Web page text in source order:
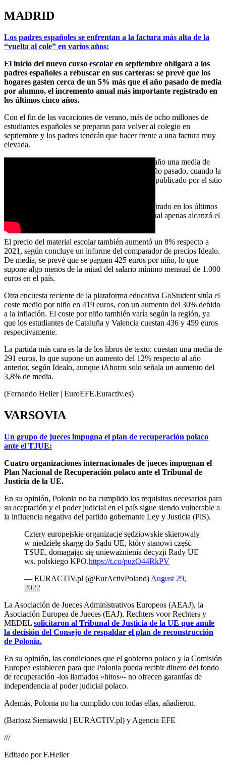
MADRID
Los padres españoles se enfrentan a la factura más alta de la
“vuelta al cole” en varios años:
El inicio del nuevo curso escolar en septiembre obligará a los
padres españoles a rebuscar en sus carteras: se prevé que los
hogares gasten cerca de un 5% más que el año pasado de media
por alumno, el incremento anual más importante registrado en
los últimos cinco años.
Con el fin de las vacaciones de verano, más de ocho millones de
estudiantes españoles se preparan para volver al colegio en
septiembre y los padres tendrán que hacer frente a una factura muy
elevada.
Debido a la inflación, los hogares pagarán este año una media de
405 euros por estudiante, un 4,7% más que el año pasado, cuando la
cifra se situaba en 386 euros, según un informe publicado por el sitio
Se trata del aumento anual más importante registrado en los últimos
cinco años, período en el cual el incremento anual apenas alcanzó el
2%.
El precio del material escolar también aumentó un 8% respecto a
2021, según concluye un informe del comparador de precios Idealo.
De media, se prevé que se paguen 425 euros por niño, lo que
supone algo menos de la mitad del salario mínimo mensual de 1.000
euros en el país.
Otra encuesta reciente de la plataforma educativa GoStudent sitúa el
coste medio por niño en 419 euros, con un aumento del 30% debido
a la inflación. El coste por niño también varía según la región, ya
que los estudiantes de Cataluña y Valencia cuestan 436 y 459 euros
respectivamente.
La partida más cara es la de los libros de texto: cuestan una media de
291 euros, lo que supone un aumento del 12% respecto al año
anterior, según Idealo, aunque iAhorro solo señala un aumento del
3,8% de media.
(Fernando Heller | EuroEFE.Euractiv.es)
VARSOVIA
Un grupo de jueces impugna el plan de recuperación polaco
ante el TJUE:
Cuatro organizaciones internacionales de jueces impugnan el
Plan Nacional de Recuperación polaco ante el Tribunal de
Justicia de la UE.
En su opinión, Polonia no ha cumplido los requisitos necesarios para
su aceptación y el poder judicial en el país sigue siendo vulnerable a
la influencia negativa del partido gobernante Ley y Justicia (PiS).
Cztery europejskie organizacje sędziowskie skierowały
w niedzielę skargę do Sądu UE, który stanowi część
TSUE, domagając się unieważnienia decyzji Rady UE
ws. polskiego KPO.https://t.co/puzO44RkPV
— EURACTIV.pl (@EurActivPoland) August 29,
2022
La Asociación de Jueces Administrativos Europeos (AEAJ), la
Asociación Europea de Jueces (EAJ), Rechters voor Rechters y
MEDEL solicitaron al Tribunal de Justicia de la UE que anule
la decisión del Consejo de respaldar el plan de reconstrucción
de Polonia.
En su opinión, las condiciones que el gobierno polaco y la Comisión
Europea establecen para que Polonia pueda recibir dinero del fondo
de recuperación -los llamados «hitos»- no ofrecen garantías de
independencia al poder judicial polaco.
Además, Polonia no ha cumplido con todas ellas, añadieron.
(Bartosz Sieniawski | EURACTIV.pl) y Agencia EFE
///
Editado por F.Heller